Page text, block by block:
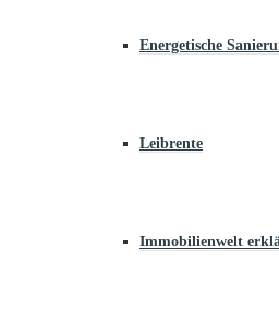
Energetische
Leibrente
Immobilienwelt